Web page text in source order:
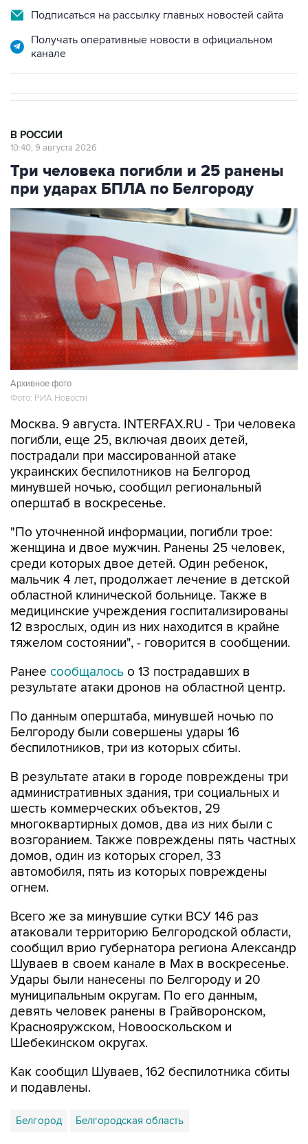
Подписаться на рассылку главных новостей сайта
Получать оперативные новости в официальном
канале
В РОССИИ
10:40, 9 августа 2026
Три человека погибли и 25 ранены
при ударах БПЛА по Белгороду
Архивное фото
Фото: РИА Новости
Москва. 9 августа. INTERFAX.RU - Три человека
погибли, еще 25, включая двоих детей,
пострадали при массированной атаке
украинских беспилотников на Белгород
минувшей ночью, сообщил региональный
оперштаб в воскресенье.
"По уточненной информации, погибли трое:
женщина и двое мужчин. Ранены 25 человек,
среди которых двое детей. Один ребенок,
мальчик 4 лет, продолжает лечение в детской
областной клинической больнице. Также в
медицинские учреждения госпитализированы
12 взрослых, один из них находится в крайне
тяжелом состоянии", - говорится в сообщении.
Ранее сообщалось о 13 пострадавших в
результате атаки дронов на областной центр.
По данным оперштаба, минувшей ночью по
Белгороду были совершены удары 16
беспилотников, три из которых сбиты.
В результате атаки в городе повреждены три
административных здания, три социальных и
шесть коммерческих объектов, 29
многоквартирных домов, два из них были с
возгоранием. Также повреждены пять частных
домов, один из которых сгорел, 33
автомобиля, пять из которых повреждены
огнем.
Всего же за минувшие сутки ВСУ 146 раз
атаковали территорию Белгородской области,
сообщил врио губернатора региона Александр
Шуваев в своем канале в Мах в воскресенье.
Удары были нанесены по Белгороду и 20
муниципальным округам. По его данным,
девять человек ранены в Грайворонском,
Краснояружском, Новооскольском и
Шебекинском округах.
Как сообщил Шуваев, 162 беспилотника сбиты
и подавлены.
Белгород Белгородская область